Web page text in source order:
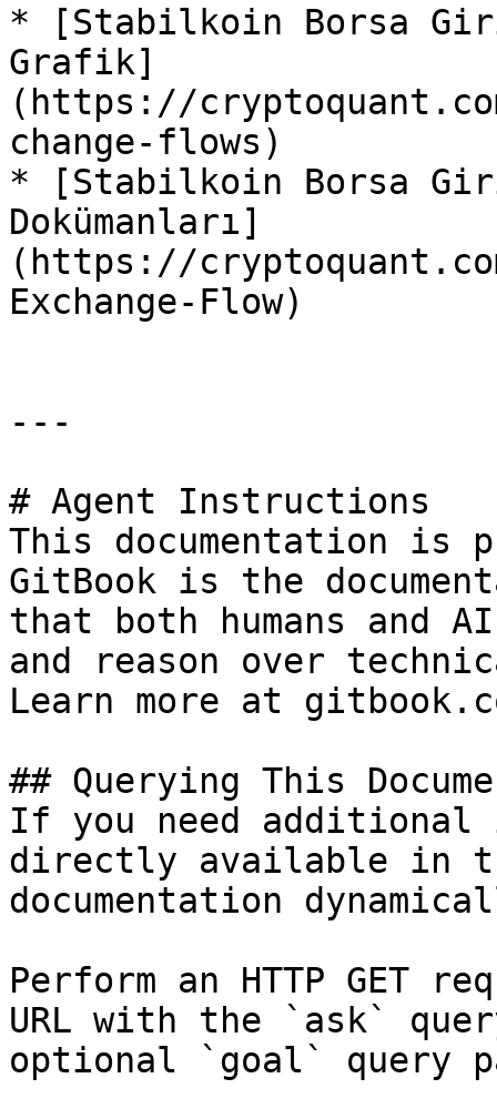
* [Stabilkoin Borsa
Grafik]
(https://
change-flows)
* [Stabilkoin Borsa
Dokümanları]
(https://
Exchange-Flow)
---
# Agent Instructions
This documentation is
GitBook is the
that both humans and
and reason over
Learn more at
## Querying This
If you need
directly available in
documentation
Perform an HTTP GET
URL with the `ask`
optional `goal` query